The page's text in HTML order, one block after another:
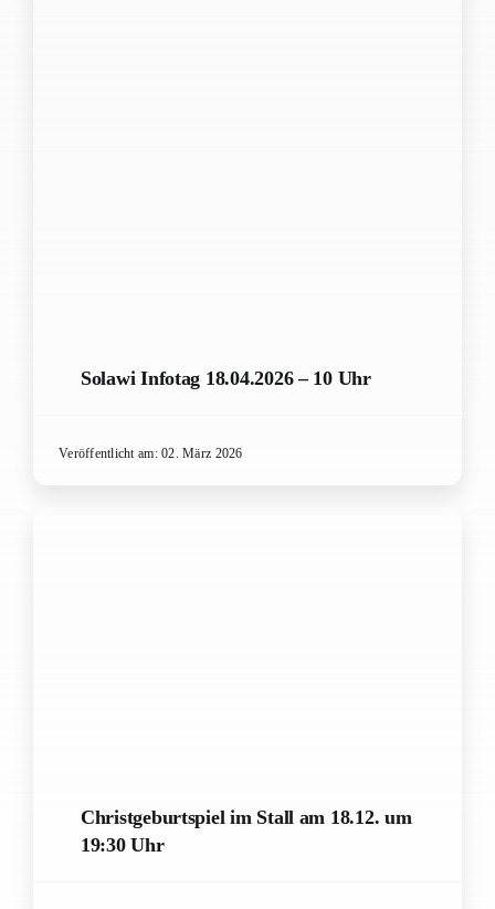
Solawi Infotag 18.04.2026 – 10 Uhr
Veröffentlicht am: 02. März 2026
Christgeburtspiel im Stall am 18.12. um
19:30 Uhr